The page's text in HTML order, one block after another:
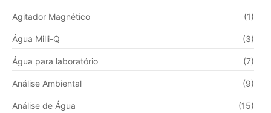
Agitador Magnético (1)
Água Milli-Q (3)
Água para laboratório (7)
Análise Ambiental (9)
Análise de Água (15)